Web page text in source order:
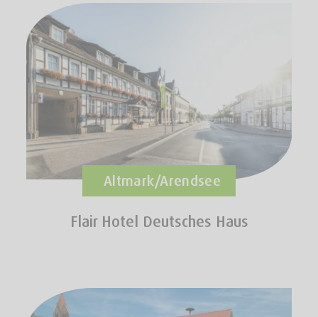
Altmark/Arendsee
Flair Hotel Deutsches Haus